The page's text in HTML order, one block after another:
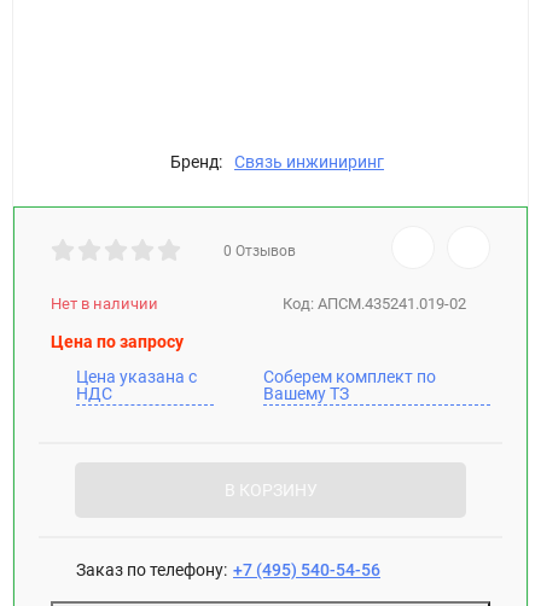
Бренд: Связь инжиниринг
0 Отзывов
Код: АПСМ.435241.019-02
Нет в наличии
Цена по запросу
Цена указана с
НДС
Соберем комплект по
Вашему ТЗ
В КОРЗИНУ
Заказ по телефону: +7 (495) 540-54-56